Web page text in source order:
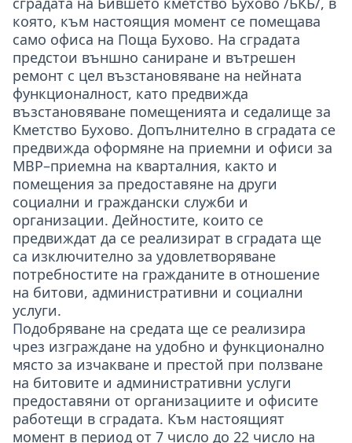
която, към настоящия момент се помещава
само офиса на Поща Бухово. На сградата
предстои външно саниране и вътрешен
ремонт с цел възстановяване на нейната
функционалност, като предвижда
възстановяване помещенията и седалище за
Кметство Бухово. Допълнително в сградата се
предвижда оформяне на приемни и офиси за
МВР–приемна на кварталния, както и
помещения за предоставяне на други
социални и граждански служби и
организации. Дейностите, които се
предвиждат да се реализират в сградата ще
са изключително за удовлетворяване
потребностите на гражданите в отношение
на битови, административни и социални
услуги.
Подобряване на средата ще се реализира
чрез изграждане на удобно и функционално
място за изчакване и престой при ползване
на битовите и административни услуги
предоставяни от организациите и офисите
работещи в сградата. Към настоящият
момент в период от 7 число до 22 число на